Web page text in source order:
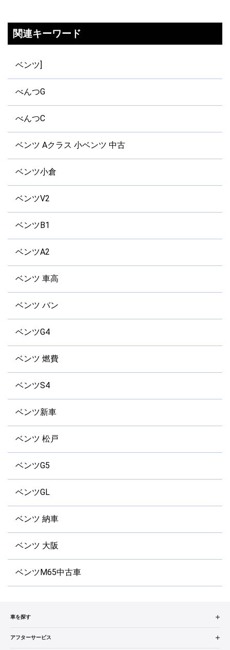
関連キーワード
ベンツ]
べんつG
べんつC
ベンツ Aクラス 小ベンツ 中古
ベンツ小倉
ベンツV2
ベンツB1
ベンツA2
ベンツ 車高
ベンツ バン
ベンツG4
ベンツ 燃費
ベンツS4
ベンツ新車
ベンツ 松戸
ベンツG5
ベンツGL
ベンツ 納車
ベンツ 大阪
ベンツM65中古車
車を探す
中古車検索
アフターサービス